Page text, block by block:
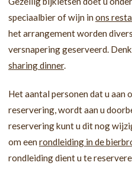
speciaalbier of wijn inons
het arrangement worden
versnapering geserveerd.
sharing dinner.
Het aantal personen dat u aan
reservering, wordt aan u
reservering kunt u dit nog
om eenrondleiding in de
rondleiding dient u te